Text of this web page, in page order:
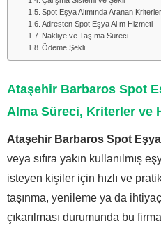
Spot Eşya Alımında Aranan Kriterler
Adresten Spot Eşya Alım Hizmeti
Nakliye ve Taşıma Süreci
Ödeme Şekli
Ataşehir Barbaros Spot
Alma Süreci, Kriterler ve
Ataşehir Barbaros Spot
veya sıfıra yakın kullanılmış
isteyen kişiler için hızlı ve
taşınma, yenileme ya da
çıkarılması durumunda bu